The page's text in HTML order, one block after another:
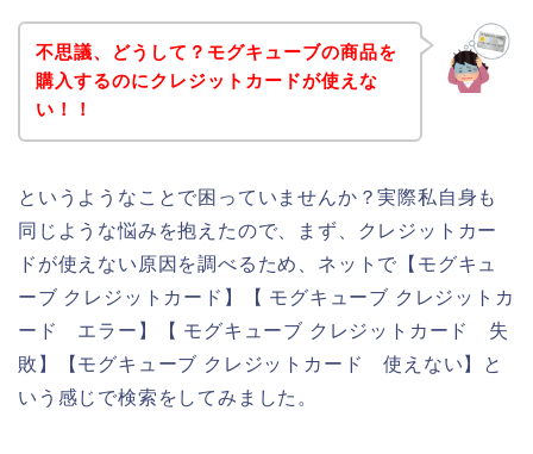
不思議、どうして？モグキューブの商品を
購入するのにクレジットカードが使えな
い！！
というようなことで困っていませんか？実際私自身も
同じような悩みを抱えたので、まず、クレジットカー
ドが使えない原因を調べるため、ネットで【モグキュ
ーブ クレジットカード】【 モグキューブ クレジットカ
ード エラー】【 モグキューブ クレジットカード 失
敗】【モグキューブ クレジットカード 使えない】と
いう感じで検索をしてみました。